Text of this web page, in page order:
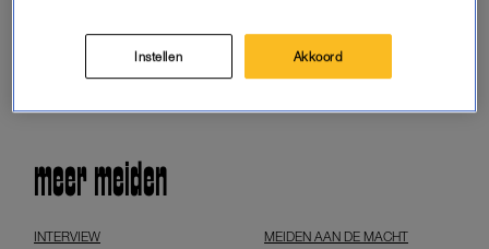
GOED ARTIKEL? DELEN MAAR.
meer meiden
INTERVIEW MEIDEN AAN DE MACHT
Instellen Akkoord